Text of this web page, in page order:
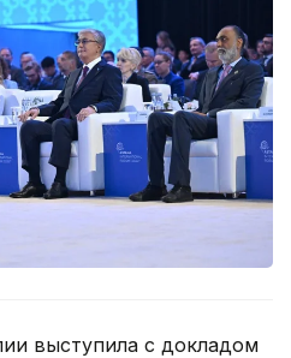
выступила с докладом